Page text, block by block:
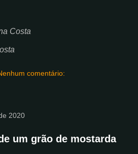
Costa
comentário:
2020
um grão de mostarda